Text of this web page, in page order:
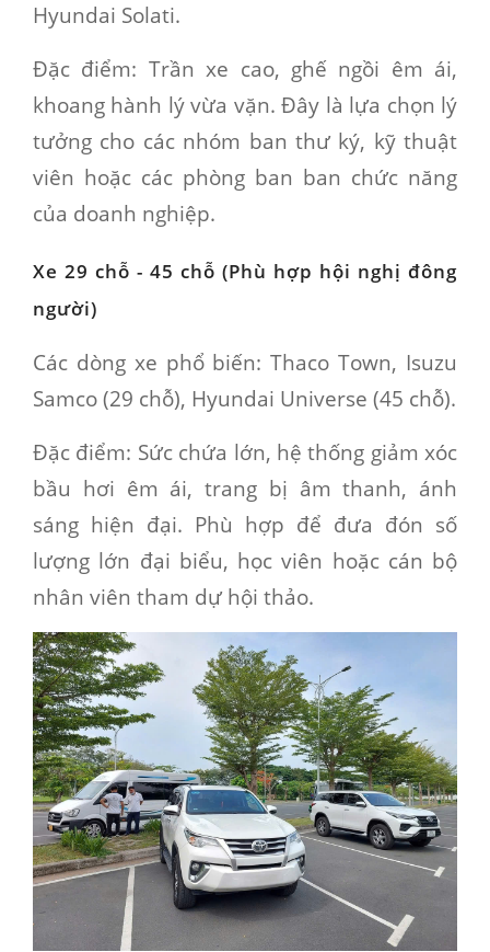
Hyundai Solati.
Đặc điểm: Trần xe cao, ghế ngồi êm ái,
khoang hành lý vừa vặn. Đây là lựa chọn lý
tưởng cho các nhóm ban thư ký, kỹ thuật
viên hoặc các phòng ban ban chức năng
của doanh nghiệp.
Xe 29 chỗ - 45 chỗ (Phù hợp hội nghị đông
người)
Các dòng xe phổ biến: Thaco Town, Isuzu
Samco (29 chỗ), Hyundai Universe (45 chỗ).
Đặc điểm: Sức chứa lớn, hệ thống giảm xóc
bầu hơi êm ái, trang bị âm thanh, ánh
sáng hiện đại. Phù hợp để đưa đón số
lượng lớn đại biểu, học viên hoặc cán bộ
nhân viên tham dự hội thảo.